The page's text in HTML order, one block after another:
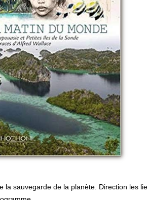
la sauvegarde de la planète. Direction les